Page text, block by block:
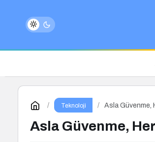
Teknoloji Asla Güvenme,
Asla Güvenme,